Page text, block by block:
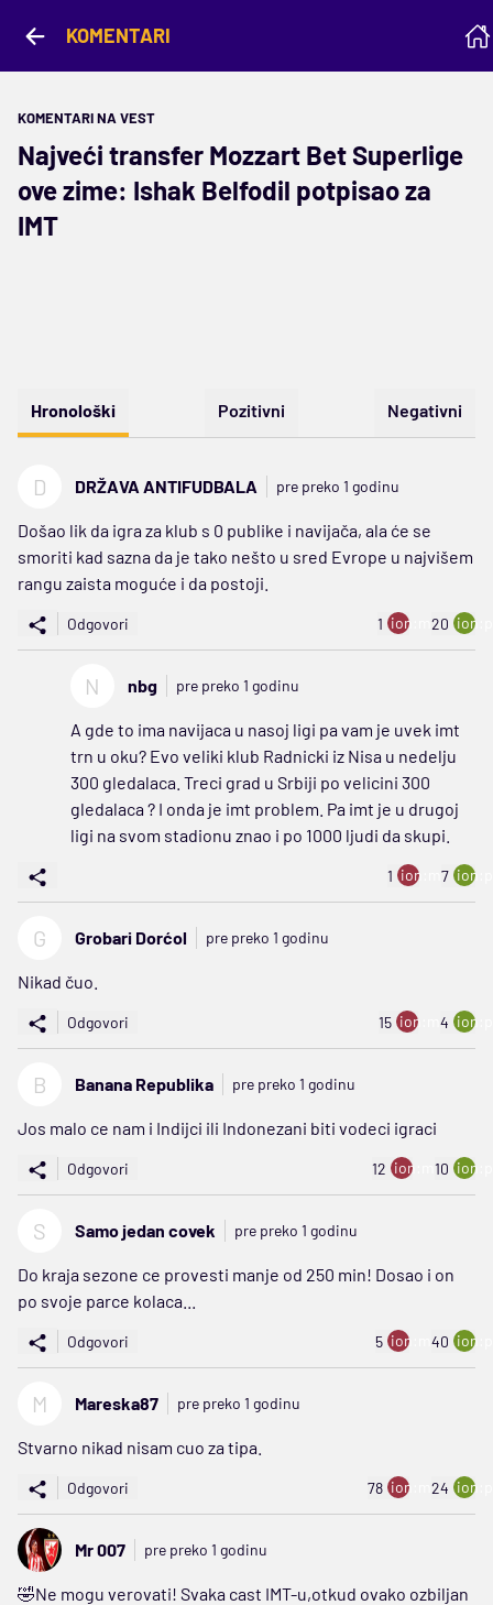
KOMENTARI
KOMENTARI NA VEST
Najveći transfer Mozzart Bet Superlige
ove zime: Ishak Belfodil potpisao za
IMT
Hronološki Pozitivni Negativni
D DRŽAVA ANTIFUDBALA pre preko 1 godinu
Došao lik da igra za klub s 0 publike i navijača, ala će se
smoriti kad sazna da je tako nešto u sred Evrope u najvišem
rangu zaista moguće i da postoji.
Odgovori 1 ion:minus
20
N nbg pre preko 1 godinu
A gde to ima navijaca u nasoj ligi pa vam je uvek imt
trn u oku? Evo veliki klub Radnicki iz Nisa u nedelju
300 gledalaca. Treci grad u Srbiji po velicini 300
gledalaca ? I onda je imt problem. Pa imt je u drugoj
ligi na svom stadionu znao i po 1000 ljudi da skupi.
1 ion:minus
7
G Grobari Dorćol pre preko 1 godinu
Nikad čuo.
Odgovori 15 ion:minus
4
B Banana Republika pre preko 1 godinu
Jos malo ce nam i Indijci ili Indonezani biti vodeci igraci
Odgovori 12 ion:minus
10
S Samo jedan covek pre preko 1 godinu
Do kraja sezone ce provesti manje od 250 min! Dosao i on
po svoje parce kolaca...
Odgovori 5 ion:minus
40
M Mareska87 pre preko 1 godinu
Stvarno nikad nisam cuo za tipa.
Odgovori 78 ion:minus
24
Mr 007 pre preko 1 godinu
🤣Ne mogu verovati! Svaka cast IMT-u,otkud ovako ozbiljan